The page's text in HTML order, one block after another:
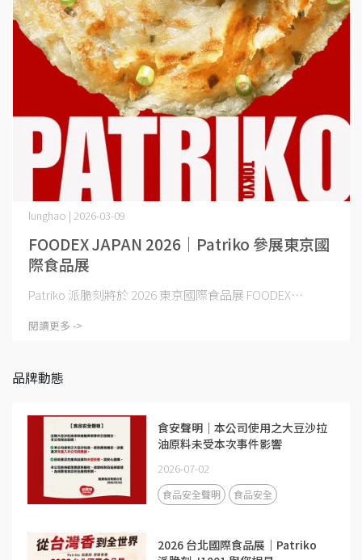
FOODEX JAPAN 2026｜Patriko 參展東京國
際食品展
lunghao | 2026-03-09
Patriko 派脆刻將於 2026 東京國際食品展 FOODEX⋯
閱讀更多 ->
品牌動態
食安聲明｜本公司使用之大豆沙拉
油原料未受本次事件影響
2026-07-02
食品安全聲明 食品安全
2026 台北國際食品展｜Patriko